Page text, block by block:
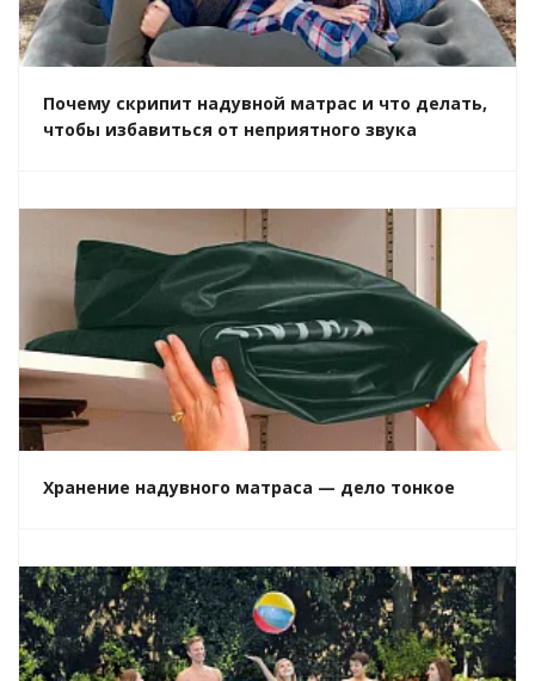
Почему скрипит надувной матрас и что делать,
чтобы избавиться от неприятного звука
Хранение надувного матраса — дело тонкое